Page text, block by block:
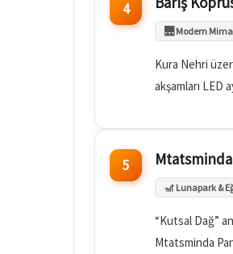
4
🌉 Modern
Kura Nehri
akşamları LED
5
🎢 Lunapark &
“Kutsal Dağ”
Mtatsminda